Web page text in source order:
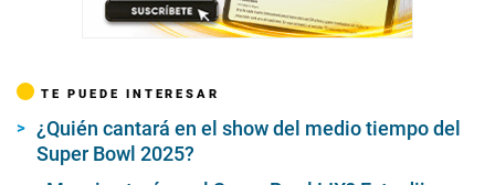
TE PUEDE INTERESAR
¿Quién cantará en el show del medio tiempo del
Super Bowl 2025?